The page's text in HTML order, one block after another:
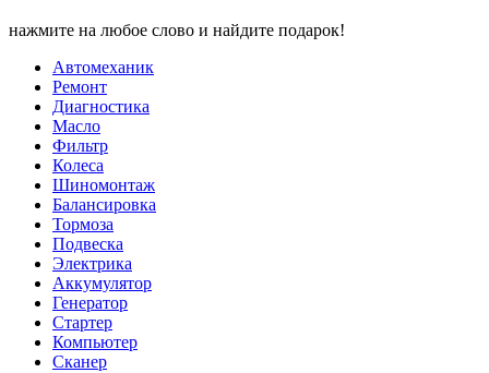
нажмите на любое слово и найдите подарок!
Автомеханик
Ремонт
Диагностика
Масло
Фильтр
Колеса
Шиномонтаж
Балансировка
Тормоза
Подвеска
Электрика
Аккумулятор
Генератор
Стартер
Компьютер
Сканер